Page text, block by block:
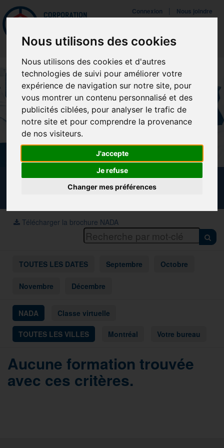
Nous utilisons des cookies
Nous utilisons des cookies et d'autres
technologies de suivi pour améliorer votre
expérience de navigation sur notre site, pour
vous montrer un contenu personnalisé et des
publicités ciblées, pour analyser le trafic de
notre site et pour comprendre la provenance
de nos visiteurs.
J'accepte
Je refuse
Changer mes préférences
Mettreà jour vos préférences de témoins
Connexion Nous joindre
CALENDRIER DES FORMATIONS
Télécharger la brochure NADA
TOUTES LES DATES Septembre Octobre
Novembre Décembre
NADA Classe virtuelle
TOUTES LES VILLES Montréal Votre bureau
Aucune formation trouvée
avec ces critères.